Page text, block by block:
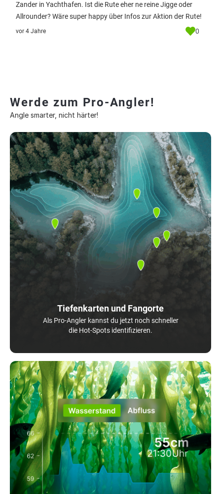
Zander in Yachthafen. Ist die Rute eher ne reine Jigge oder
Allrounder? Wäre super happy über Infos zur Aktion der Rute!
vor 4 Jahre 0
Werde zum Pro-Angler!
Angle smarter, nicht härter!
Tiefenkarten und Fangorte
Als Pro-Angler kannst du jetzt noch schneller
die Hot-Spots identifizieren.